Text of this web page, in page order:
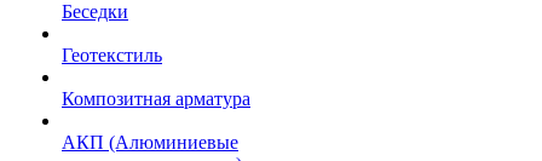
Беседки
Геотекстиль
Композитная арматура
АКП (Алюминиевые